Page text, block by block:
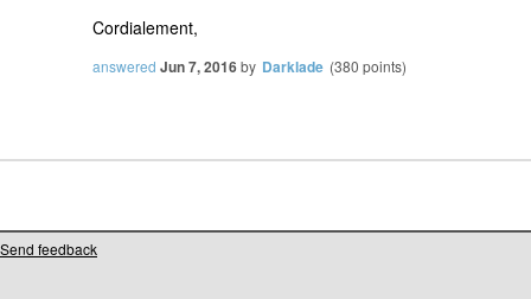
Cordialement,
answered Jun 7, 2016by Darklade (380 points)
Send feedback